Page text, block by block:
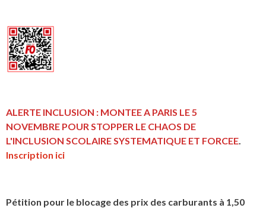
ALERTE INCLUSION : MONTEE A PARIS LE 5
NOVEMBRE POUR STOPPER LE CHAOS DE
L'INCLUSION SCOLAIRE SYSTEMATIQUE ET FORCEE
Inscription ici
Pétition pour le blocage des prix des carburants à 1,50